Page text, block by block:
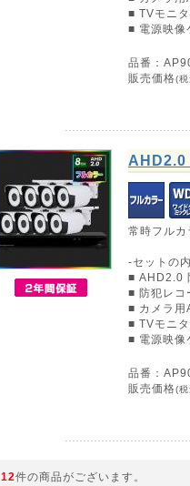
■ TVモニ
■ 電源映
品番：
販売価格(
AHD2.0
常時フル
-セットの
■ AHD2.0
■ 防犯レ
■ カメラ
■ TVモニ
■ 電源映
品番：
販売価格(
12件の商品がございます。